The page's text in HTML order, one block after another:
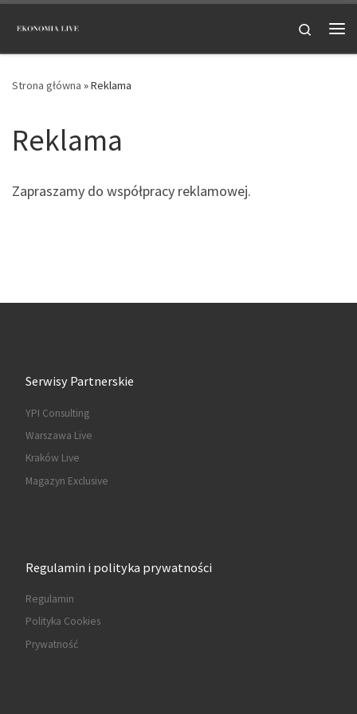
Przejdź do treści
Search
Strona główna »Reklama
Reklama
Zapraszamy do współpracy reklamowej.
Serwisy Partnerskie
YPI Consulting
Warszawa Live
Kraków Live
Magazyn Exclusive
Regulamin i polityka prywatności
Regulamin
Polityka Cookies
Prywatność